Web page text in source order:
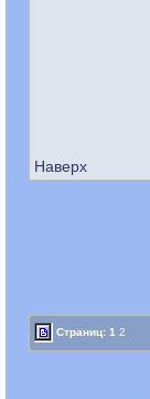
Наверх
Страниц: 1 2